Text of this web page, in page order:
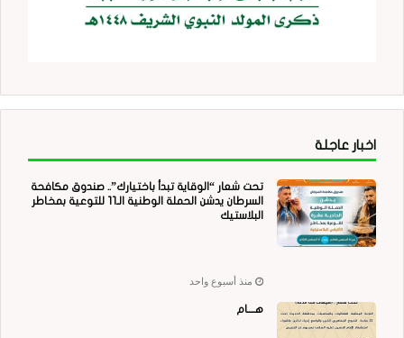
اخبار عاجلة
تحت شعار “الوقاية تبدأ باختيارك”.. صندوق مكافحة
السرطان يدشن الحملة الوطنية الـ11 للتوعية بمخاطر
البلاستيك
منذ أسبوع واحد
هــــام